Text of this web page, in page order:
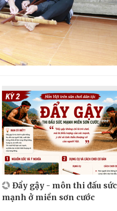
Đẩy gậy - môn thi đấu sức
mạnh ở miền sơn cước